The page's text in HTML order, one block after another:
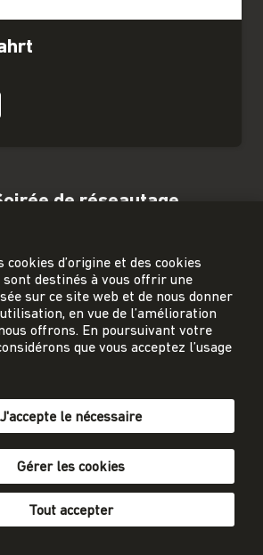
de réseautage
cookies d’origine et des cookies
sont destinés à vous offrir une
sur ce site web et de nous donner
en vue de l’amélioration
offrons. En poursuivant votre
que vous acceptez l’usage
J'accepte le nécessaire
Gérer les cookies
Tout accepter